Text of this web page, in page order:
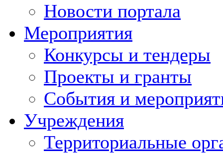
Новости портала
Мероприятия
Конкурсы и тендеры
Проекты и гранты
События и
Учреждения
Территориальные